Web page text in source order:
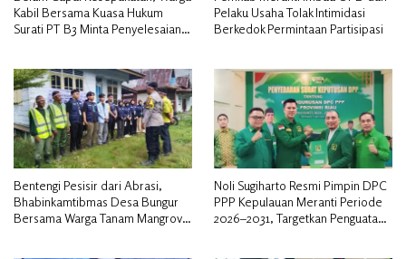
Kabil Bersama Kuasa Hukum
Surati PT B3 Minta Penyelesaian
Pelaku Usaha Tolak Intimidasi
Berkedok Permintaan Partisipasi
Bentengi Pesisir dari Abrasi,
Bhabinkamtibmas Desa Bungur
Bersama Warga Tanam Mangrove
Noli Sugiharto Resmi Pimpin DPC
PPP Kepulauan Meranti Periode
2026–2031, Targetkan Penguatan